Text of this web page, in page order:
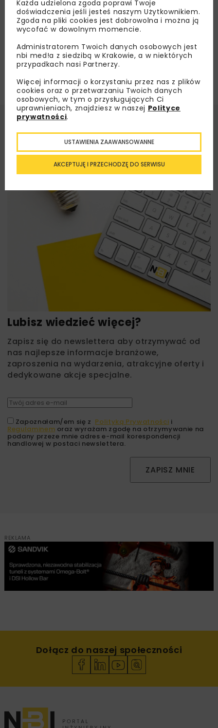
Załaduj więcej...
Lubisz wiedzieć więcej?
Zapisz się do newslettera aby otrzymywać od
nas najlepsze informacje branżowe,
zaproszenia na wydarzenia, atrakcyjne oferty i
dedykowane akcje specjalne.
Zapoznałam/em się z Polityką Prywatności i
Regulaminem oraz wyrażam zgodę na otrzymywanie na
podany przeze mnie adres e-mail korespondencji
handlowej w postaci newslettera.
ZAPISZ MNIE
REKLAMA
Dołącz do naszej społeczności
Każda udzielona zgoda poprawi Twoje
doświadczenia jeśli jesteś naszym Użytkownikiem.
Zgoda na pliki cookies jest dobrowolna i można ją
wycofać w dowolnym momencie.
Administratorem Twoich danych osobowych jest
nbi med!a z siedzibą w Krakowie, a w niektórych
przypadkach nasi Partnerzy.
Więcej informacji o korzystaniu przez nas z plików
cookies oraz o przetwarzaniu Twoich danych
osobowych, w tym o przysługujących Ci
uprawnieniach, znajdziesz w naszej Polityce
prywatności.
AKCEPTUJĘ I PRZECHODZĘ DO SERWISU
USTAWIENIA ZAAWANSOWANNE